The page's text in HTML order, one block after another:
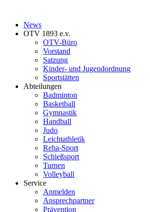
News
OTV 1893 e.v.
OTV-Büro
Vorstand
Satzung
Kinder- und Jugendordnung
Sportstätten
Abteilungen
Badminton
Basketball
Gymnastik
Handball
Judo
Leichtathletik
Reha-Sport
Schießsport
Turnen
Volleyball
Service
Anmelden
Ansprechpartner
Prävention